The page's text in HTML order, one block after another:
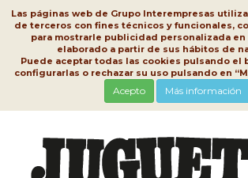
Las páginas web de Grupo Interempresas
de terceros con fines técnicos y funcionales,
para mostrarle publicidad personalizada en
elaborado a partir de sus hábitos de
Puede aceptar todas las cookies pulsando el
configurarlas o rechazar su uso pulsando en
Acepto Más información